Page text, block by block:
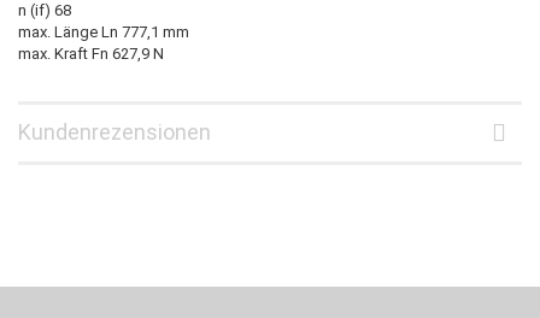
n (if) 68
max. Länge Ln 777,1 mm
max. Kraft Fn 627,9 N
Kundenrezensionen